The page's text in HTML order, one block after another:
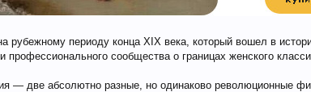
рубежному периоду конца XIX века, который вошел в
профессионального сообщества о границах женского
— две абсолютно разные, но одинаково революционные